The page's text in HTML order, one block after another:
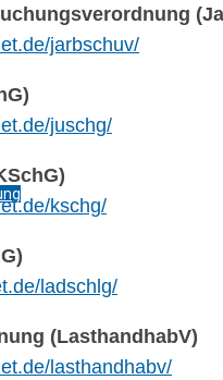
jarbschuv/
juschg/
kschg/
ladschlg/
(LasthandhabV)
lasthandhabv/